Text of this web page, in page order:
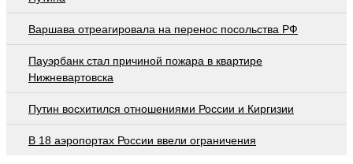
Варшава отреагировала на перенос посольства РФ
Пауэрбанк стал причиной пожара в квартире
Нижневартовска
Путин восхитился отношениями России и Киргизии
В 18 аэропортах России ввели ограничения